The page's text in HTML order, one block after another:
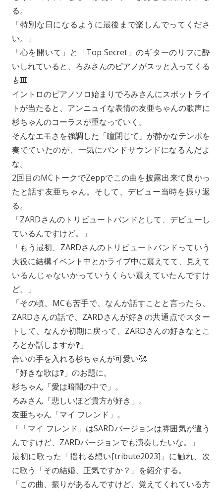
る。
「特別な日になるように最後まで楽しんでってくださ
い。」
「心を開いて」と「Top Secret」のギターのリフに酔
いしれていると、ろみさんのピアノがスッと入ってくる
🎸🎹
イントロのピアノソロ始まりでろみさんにスポットライ
トが当たると、アンニュイな表情の友亜ちゃんの歌声に
杉ちゃんのコーラスが重なっていく。
そんなエモさを強調した「瞳閉じて」が静かなテンポを
奏でていたのが、一気にバンドサウンドになるんだよ
な。
2回目のMCトークでZeppでこの曲を披露出来て良かっ
たと話す友亜ちゃん。そして、デビュー当時を振り返
る。
「ZARDさんのトリビュートバンドとして、デビューし
ているんですけど。」
「もう最初、ZARDさんのトリビュートバンドっていう
大役に結構イベント中とかライブ中に震えてて、見えて
いるんじゃないかっていうくらい震えていたんですけ
ど。」
「その頃、MCも苦手で、なんか話すことと言ったら、
ZARDさんの話で、ZARDさんが好きの共通点でスター
トして、なんか初期に戻って、ZARDさんの好きなとこ
ろとか話しますか❓」
合いの手を入れる杉ちゃんが可愛い🥰
「好きな歌は❓」のお題に。
杉ちゃん「愛は暗闇の中で」。
ろみさん「悲しいほど貴方が好き」。
友亜ちゃん「マイ フレンド」。
「「マイ フレンド」はSARDバージョンは雰囲気が違う
んですけど、ZARDバージョンでも演奏したいな。」
最初に歌った「揺れる想い[tribute2023]」に触れ、次
に歌う「その結婚、正気ですか？」を紹介する。
「この曲、振りがあるんですけど、覚えてくれている方